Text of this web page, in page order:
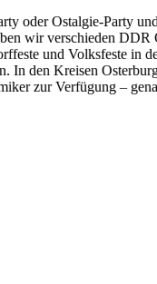
oder Ostalgie-Party
wir verschieden DDR
und Volksfeste in
den Kreisen
zur Verfügung –